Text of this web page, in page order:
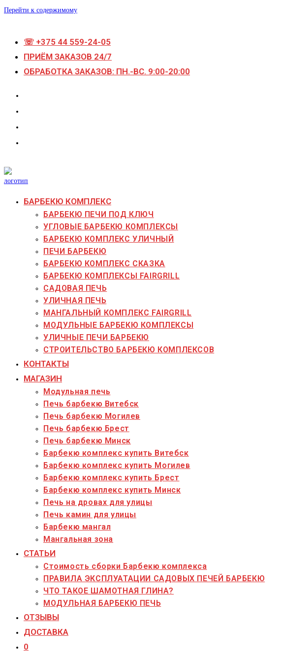
Перейти к содержимому
☏ +375 44 559-24-05
ПРИЁМ ЗАКАЗОВ 24/7
ОБРАБОТКА ЗАКАЗОВ: ПН.-ВС. 9:00-20:00
БАРБЕКЮ КОМПЛЕКС
БАРБЕКЮ ПЕЧИ ПОД КЛЮЧ
УГЛОВЫЕ БАРБЕКЮ КОМПЛЕКСЫ
БАРБЕКЮ КОМПЛЕКС УЛИЧНЫЙ
ПЕЧИ БАРБЕКЮ
БАРБЕКЮ КОМПЛЕКС СКАЗКА
БАРБЕКЮ КОМПЛЕКСЫ FAIRGRILL
САДОВАЯ ПЕЧЬ
УЛИЧНАЯ ПЕЧЬ
МАНГАЛЬНЫЙ КОМПЛЕКС FAIRGRILL
МОДУЛЬНЫЕ БАРБЕКЮ КОМПЛЕКСЫ
УЛИЧНЫЕ ПЕЧИ БАРБЕКЮ
СТРОИТЕЛЬСТВО БАРБЕКЮ КОМПЛЕКСОВ
КОНТАКТЫ
МАГАЗИН
Модульная печь
Печь барбекю Витебск
Печь барбекю Могилев
Печь барбекю Брест
Печь барбекю Минск
Барбекю комплекс купить Витебск
Барбекю комплекс купить Могилев
Барбекю комплекс купить Брест
Барбекю комплекс купить Минск
Печь на дровах для улицы
Печь камин для улицы
Барбекю мангал
Мангальная зона
СТАТЬИ
Стоимость сборки Барбекю комплекса
ПРАВИЛА ЭКСПЛУАТАЦИИ САДОВЫХ ПЕЧЕЙ БАРБЕКЮ
ЧТО ТАКОЕ ШАМОТНАЯ ГЛИНА?
МОДУЛЬНАЯ БАРБЕКЮ ПЕЧЬ
ОТЗЫВЫ
ДОСТАВКА
0